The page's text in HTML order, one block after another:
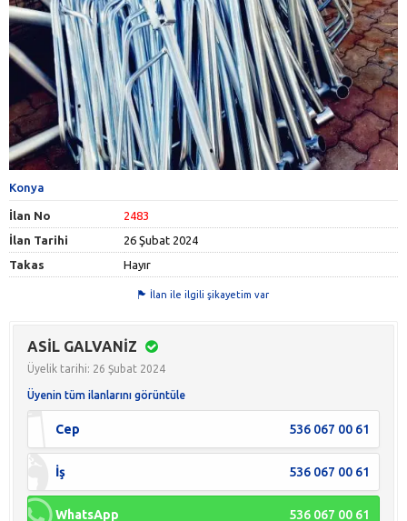
Konya
İlan No
2483
İlan Tarihi
26 Şubat 2024
Takas
Hayır
İlan ile ilgili şikayetim var
ASİL GALVANİZ
Üyelik tarihi: 26 Şubat 2024
Üyenin tüm ilanlarını görüntüle
Cep 536 067 00 61
İş 536 067 00 61
WhatsApp 536 067 00 61